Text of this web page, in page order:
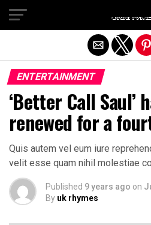
ENTERTAINMENT
‘Better Call Saul’
renewed for a
Quis autem vel eum iure
velit esse quam nihil molestiae
Published 9 years ago on
By uk rhymes
Exit mobile